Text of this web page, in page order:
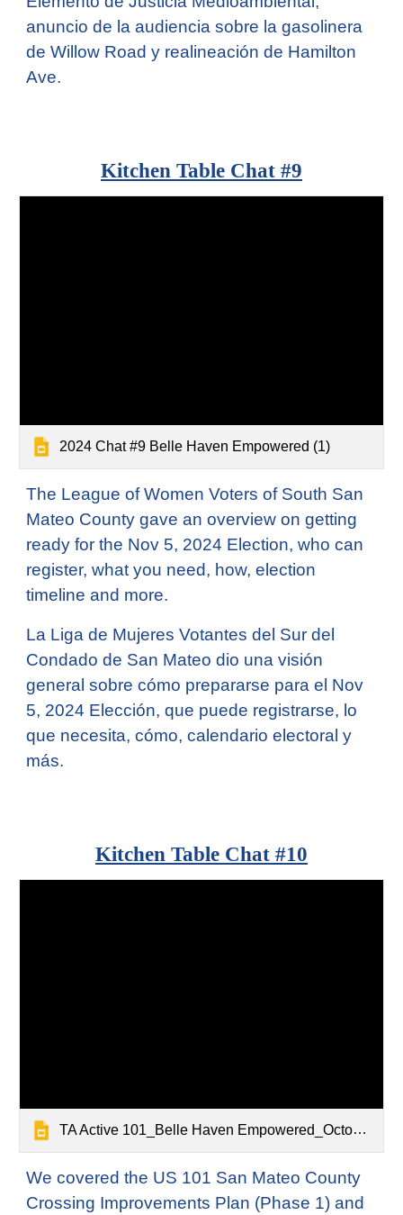
anuncio de la audiencia sobre la gasolinera
de Willow Road y realineación de Hamilton
Ave.
Kitchen Table Chat #9
2024 Chat #9 Belle Haven Empowered (1)
The League of Women Voters of South San
Mateo County gave an overview on getting
ready for the Nov 5, 2024 Election, who can
register, what you need, how, election
timeline and more.
La Liga de Mujeres Votantes del Sur del
Condado de San Mateo dio una visión
general sobre cómo prepararse para el Nov
5, 2024 Elección, que puede registrarse, lo
que necesita, cómo, calendario electoral y
más.
Kitchen Table Chat #10
TA Active 101_Belle Haven Empowered_October 2024 (2)
We covered the US 101 San Mateo County
Crossing Improvements Plan (Phase 1) and